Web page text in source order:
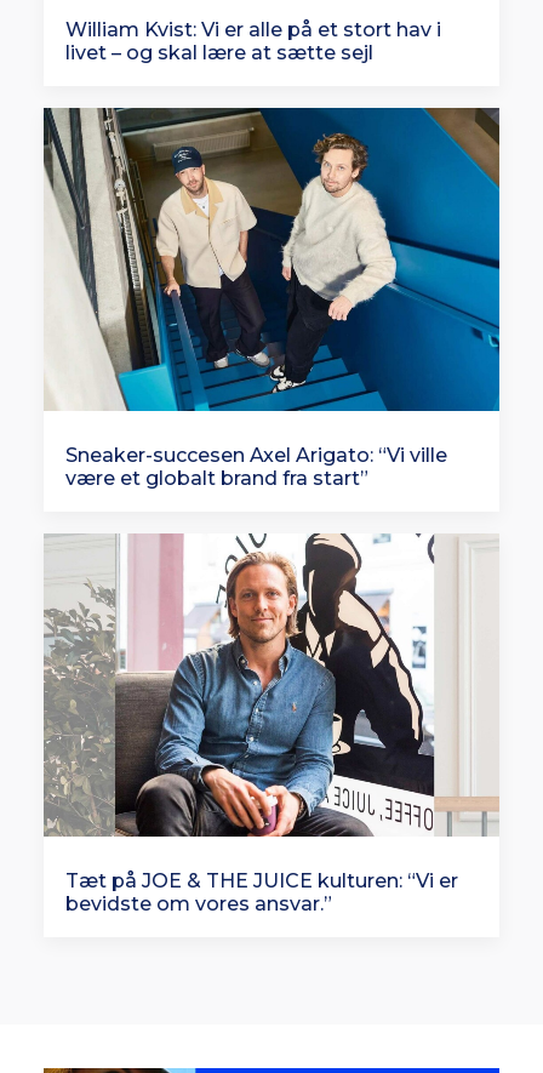
William Kvist: Vi er alle på et stort hav i
livet – og skal lære at sætte sejl
Sneaker-succesen Axel Arigato: “Vi ville
være et globalt brand fra start”
Tæt på JOE & THE JUICE kulturen: “Vi er
bevidste om vores ansvar.”